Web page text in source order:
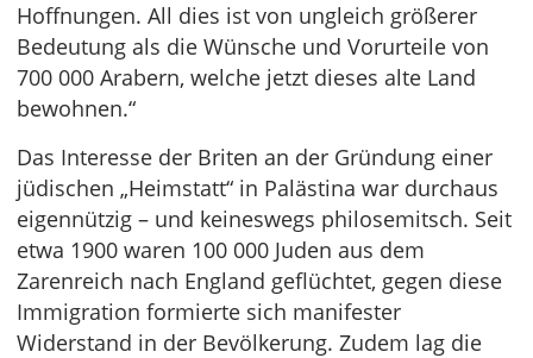
Hoffnungen. All dies ist von ungleich größerer
Bedeutung als die Wünsche und Vorurteile von
700 000 Arabern, welche jetzt dieses alte Land
bewohnen.“
Das Interesse der Briten an der Gründung einer
jüdischen „Heimstatt“ in Palästina war durchaus
eigennützig – und keineswegs philosemitsch. Seit
etwa 1900 waren 100 000 Juden aus dem
Zarenreich nach England geflüchtet, gegen diese
Immigration formierte sich manifester
Widerstand in der Bevölkerung. Zudem lag die